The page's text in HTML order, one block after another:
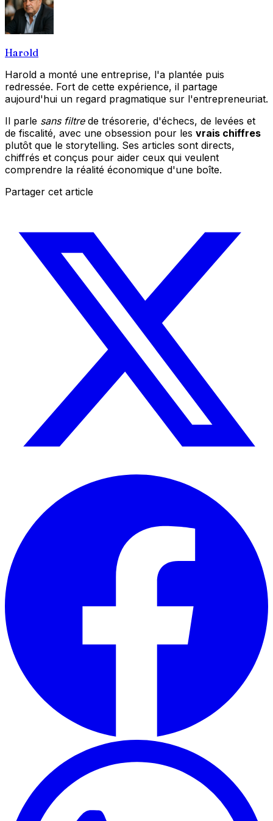
Harold
Harold a monté une entreprise, l'a plantée puis
redressée. Fort de cette expérience, il partage
aujourd'hui un regard pragmatique sur l'entrepreneuriat.
Il parle sans filtrede trésorerie, d'échecs, de levées et
de fiscalité, avec une obsession pour les vrais chiffres
plutôt que le storytelling. Ses articles sont directs,
chiffrés et conçus pour aider ceux qui veulent
comprendre la réalité économique d'une boîte.
Partager cet article